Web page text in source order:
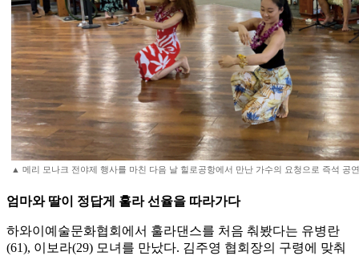
▲ 메리 모나크 전야제 행사를 마친 다음 날 힐로공항에서 만난 가수의 요청으로 즉석 공
엄마와 딸이 정답게 훌라 선율을 따라가다
하와이예술문화협회에서 훌라댄스를 처음 춰봤다는 유병란
(61), 이보라(29) 모녀를 만났다. 김주영 협회장의 구령에 맞춰